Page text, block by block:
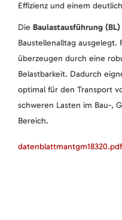
Effizienz und einem
Die Baulastausführung (BL)
Baustellenalltag ausgelegt.
überzeugen durch eine
Belastbarkeit. Dadurch
optimal für den Transport
schweren Lasten im Bau-,
Bereich.
datenblattmantgm18320.pdf